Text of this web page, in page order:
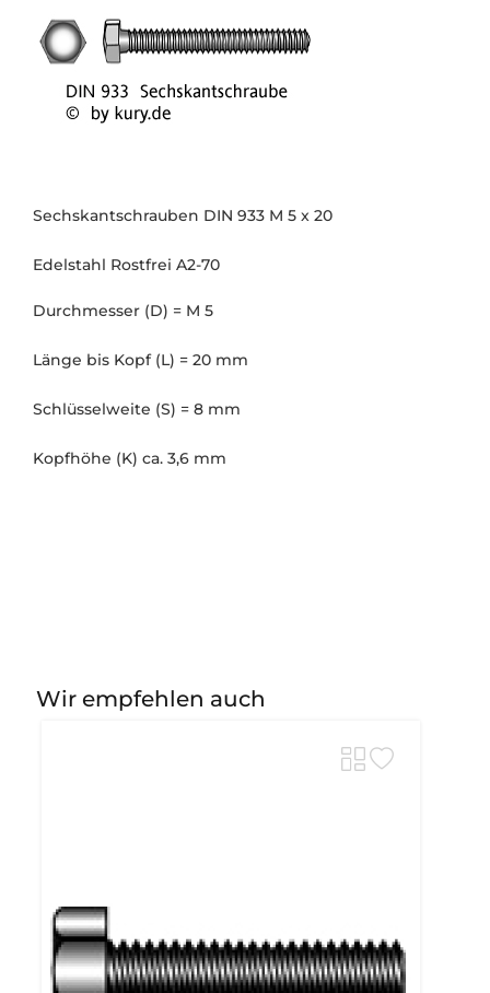
Sechskantschrauben DIN 933 M 5 x 20
Edelstahl Rostfrei A2-70
Durchmesser (D) = M 5
Länge bis Kopf (L) = 20 mm
Schlüsselweite (S) = 8 mm
Kopfhöhe (K) ca. 3,6 mm
Wir empfehlen auch